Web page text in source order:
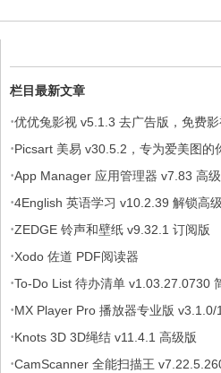
栏目最新文章
·优优兔影视 v5.1.3 去广告版，免费
·Picsart 美易 v30.5.2，专为爱美图的
·App Manager 应用管理器 v7.83 高
·4English 英语学习 v10.2.39 解锁高
·ZEDGE 铃声和壁纸 v9.32.1 订阅版
·Xodo 佐道 PDF阅读器
·To-Do List 待办清单 v1.03.27.0730
软件，解锁专业版
·MX Player Pro 播放器专业版 v3.1.0/
·Knots 3D 3D绳结 v11.4.1 高级版
·CamScanner 全能扫描王